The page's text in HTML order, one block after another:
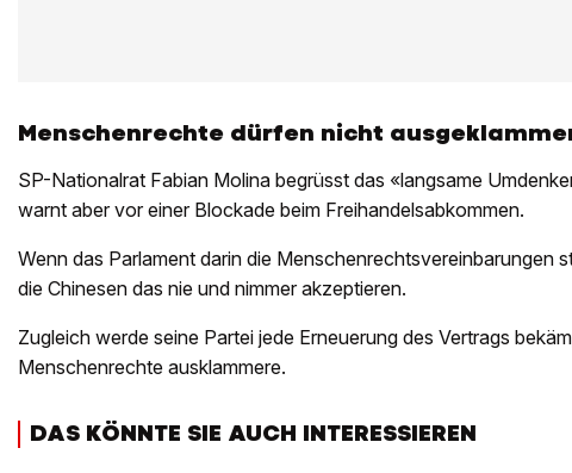
Menschenrechte dürfen nicht
SP-Nationalrat Fabian Molina begrüsst das «langsame
warnt aber vor einer Blockade beim Freihandelsabkommen.
Wenn das Parlament darin die Menschenrechtsvereinbarungen
die Chinesen das nie und nimmer akzeptieren.
Zugleich werde seine Partei jede Erneuerung des Vertrags
Menschenrechte ausklammere.
DAS KÖNNTE SIE AUCH INTERESSIEREN